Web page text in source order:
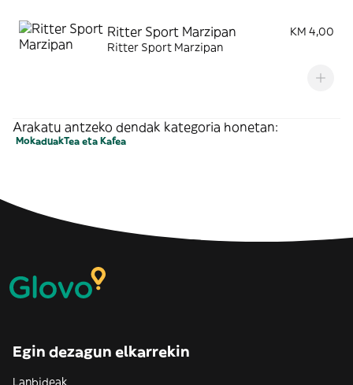
Ritter Sport Marzipan
KM 4,00
Ritter Sport Marzipan
Arakatu antzeko dendak kategoria honetan:
MokaduakTea eta Kafea
Egin dezagun elkarrekin
Lanbideak